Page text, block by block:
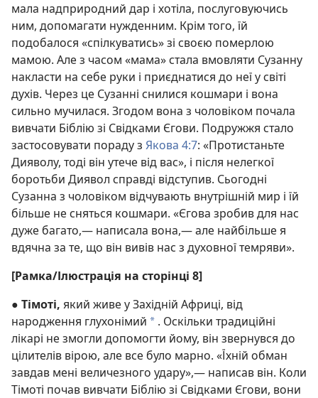
мала надприродний дар і хотіла, послуговуючись
ним, допомагати нужденним. Крім того, їй
подобалося «спілкуватись» зі своєю померлою
мамою. Але з часом «мама» стала вмовляти Сузанну
накласти на себе руки і приєднатися до неї у світі
духів. Через це Сузанні снилися кошмари і вона
сильно мучилася. Згодом вона з чоловіком почала
вивчати Біблію зі Свідками Єгови. Подружжя стало
застосовувати пораду з Якова 4:7: «Протистаньте
Дияволу, тоді він утече від вас», і після нелегкої
боротьби Диявол справді відступив. Сьогодні
Сузанна з чоловіком відчувають внутрішній мир і їй
більше не сняться кошмари. «Єгова зробив для нас
дуже багато,— написала вона,​— але найбільше я
вдячна за те, що він вивів нас з духовної темряви».
[Рамка/Ілюстрація на сторінці 8]
● Тімоті, який живе у Західній Африці, від
народження глухонімий * . Оскільки традиційні
лікарі не змогли допомогти йому, він звернувся до
цілителів вірою, але все було марно. «Їхній обман
завдав мені величезного удару»,— написав він. Коли
Тімоті почав вивчати Біблію зі Свідками Єгови, вони